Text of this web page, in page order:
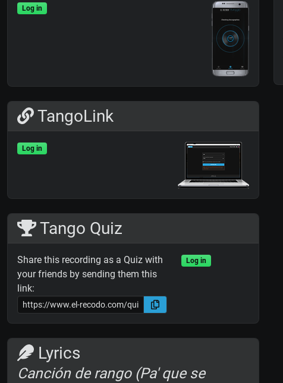
Log in
TangoLink
Log in
Tango Quiz
Share this recording as a Quiz with
your friends by sending them this
link:
Log in
Lyrics
Canción de rango (Pa' que se